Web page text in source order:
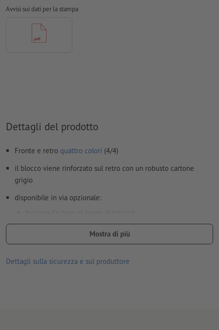
Icommentivengono cancellati e non stampati
I contenuti dei
Avvisi sui dati per la stampa
Dettagli del prodotto
Fronte e retro quattro colori (4/4)
il blocco viene rinforzato sul retro con un robusto cartone
grigio
disponibile in via opzionale:
foratura (in base al senso di lettura)
incollatura (posizione a scelta)
DIN (ISO 838).
Mostra di più
Dettagli sulla sicurezza e sul produttore